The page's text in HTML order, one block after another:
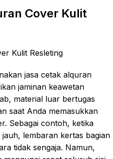
Cover Kulit
jasa cetak alquran
jaminan keawetan
material luar bertugas
saat Anda memasukkan
Sebagai contoh, ketika
lembaran kertas bagian
tidak sengaja. Namun,